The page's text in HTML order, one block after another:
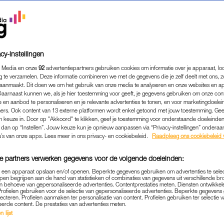
(26) HEEFT HET
EN GAAT
‘KRIJG
REACTIES’
MEDIA | FRAGMENT GEMIST
instellingen
en onze 92 advertentiepartners gebruiken cookies om informatie over je apparaat,
te verzamelen. Deze informatie combineren we met de gegevens die je zelf deelt met ons,
Dit doen we om het gebruik van onze media te analyseren en onze websites en
kunnen we, als je hier toestemming voor geeft, je gegevens gebruiken om onze
en aanbod te personaliseren en je relevante advertenties te tonen, en voor
Ook content van 13 externe platformen wordt enkel getoond met jouw toestemming.
keuze in. Door op "Akkoord" te klikken, geef je toestemming voor onderstaande
op “Instellen”. Jouw keuze kun je opnieuw aanpassen via “Privacy-instellingen”
van onze apps. Lees meer in ons privacy- en cookiebeleid.
Raadpleeg ons cookiebeleid
partners verwerken gegevens voor de volgende doeleinden:
apparaat opslaan en/of openen. Beperkte gegevens gebruiken om advertenties te
begrijpen aan de hand van statistieken of combinaties van gegevens uit verschillende
behoeve van gepersonaliseerde advertenties. Contentprestaties meten. Diensten
gebruiken voor de selectie van gepersonaliseerde advertenties. Beperkte
Profielen aanmaken ter personalisatie van content. Profielen gebruiken ter selectie
content. De prestaties van advertenties meten.
lijst